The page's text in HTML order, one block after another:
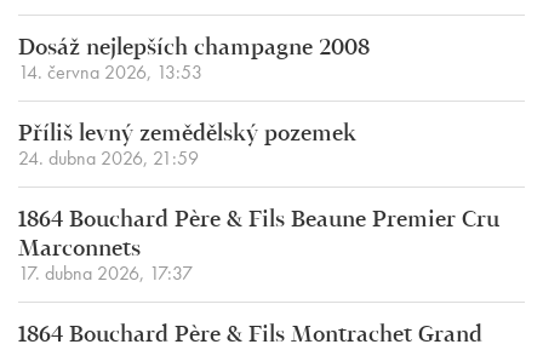
Dosáž nejlepších champagne 2008
14. června 2026, 13:53
Příliš levný zemědělský pozemek
24. dubna 2026, 21:59
1864 Bouchard Père & Fils Beaune Premier Cru
Marconnets
17. dubna 2026, 17:37
1864 Bouchard Père & Fils Montrachet Grand